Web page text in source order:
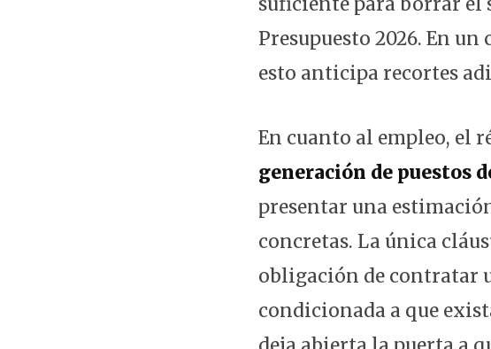
suficiente para borrar el
Presupuesto 2026. En
esto anticipa recortes
En cuanto al empleo, el
generación de puestos
presentar una
concretas. La única
obligación de contratar
condicionada a que